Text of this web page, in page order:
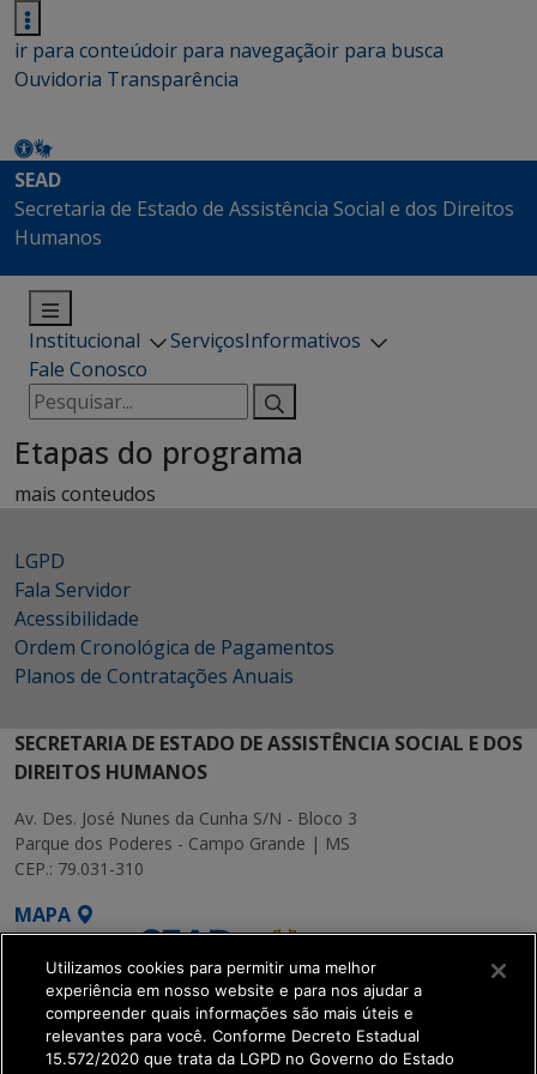
ir para conteúdoir para navegaçãoir para busca
Ouvidoria Transparência
SEAD
Secretaria de Estado de Assistência Social e dos Direitos
Humanos
Institucional ServiçosInformativos
Fale Conosco
Pesquisar
por:
Etapas do programa
mais conteudos
LGPD
Fala Servidor
Acessibilidade
Ordem Cronológica de Pagamentos
Planos de Contratações Anuais
SECRETARIA DE ESTADO DE ASSISTÊNCIA SOCIAL E DOS
DIREITOS HUMANOS
Av. Des. José Nunes da Cunha S/N - Bloco 3
Parque dos Poderes - Campo Grande | MS
CEP.: 79.031-310
MAPA
SETDIG | Secretaria-
Utilizamos cookies para permitir uma melhor
experiência em nosso website e para nos ajudar a
compreender quais informações são mais úteis e
relevantes para você. Conforme Decreto Estadual
15.572/2020 que trata da LGPD no Governo do Estado